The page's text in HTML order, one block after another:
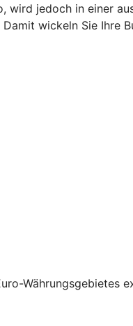
jedoch in einer
wickeln Sie Ihre
Währungsgebietes